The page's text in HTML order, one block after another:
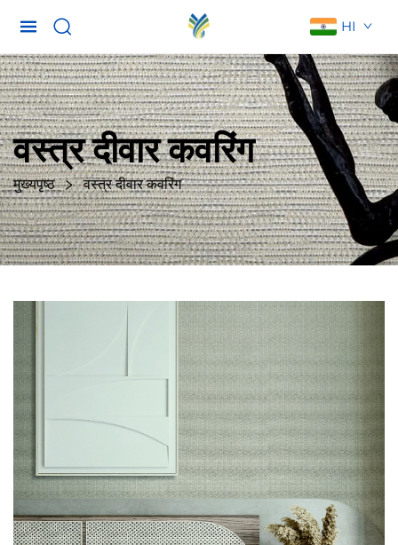
HI
वस्त्र दीवार कवरिंग
मुख्यपृष्ठ वस्त्र दीवार कवरिंग